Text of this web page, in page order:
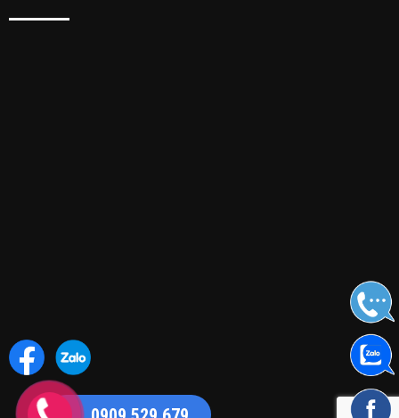
Dịch vụ lau kính
Dịch vụ bảo vệ chuyên nghiệp
Vệ sinh công nghiệp
Vệ sinh công trình sau xây dựng